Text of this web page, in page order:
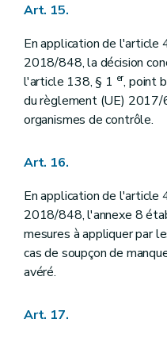
Art. 15.
En application de l'article
2018/848, la décision
l'article 138, § 1 er, point
du règlement (UE)
organismes de contrôle.
Art. 16.
En application de l'article
2018/848, l'annexe 8
mesures à appliquer par
cas de soupçon de
avéré.
Art. 17.